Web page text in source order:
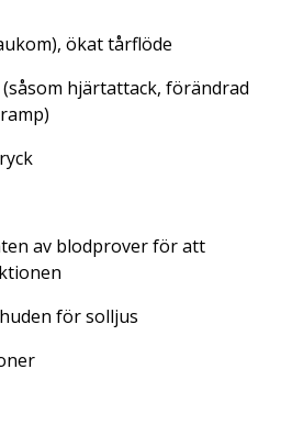
), ökat tårflöde
hjärtattack, förändrad
av blodprover för att
för solljus